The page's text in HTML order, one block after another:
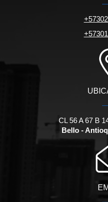
CL 56 A 67 B
Bello -